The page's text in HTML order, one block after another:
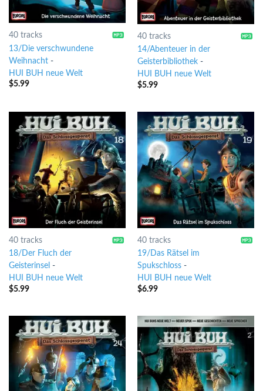
40 tracks
13/Die verschwundene
Weihnacht-
HUI BUH neue Welt
$5.99
40 tracks
14/Abenteuer in der
Geisterbibliothek-
HUI BUH neue Welt
$5.99
40 tracks
18/Der Fluch der
Geisterinsel -
HUI BUH neue Welt
$5.99
40 tracks
19/Das Rätsel im
Spukschloss-
HUI BUH neue Welt
$6.99